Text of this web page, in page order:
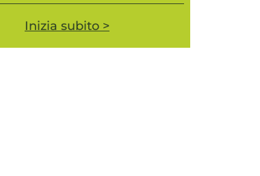
Inizia subito >